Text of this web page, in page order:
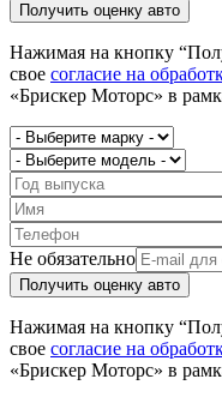
Получить оценку авто
Нажимая на кнопку
свое согласие на
«Брискер Моторс» в
Не обязательно
Получить оценку авто
Нажимая на кнопку
свое согласие на
«Брискер Моторс» в